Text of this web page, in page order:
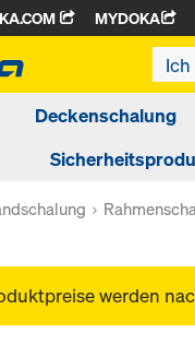
MYDOKA
Deckenschalung
werden